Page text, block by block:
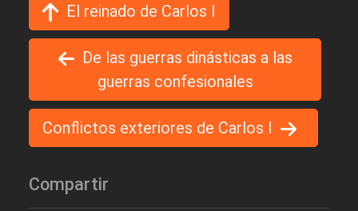
El reinado de Carlos I
De las guerras dinásticas a las
guerras confesionales
Conflictos exteriores de Carlos I
Compartir